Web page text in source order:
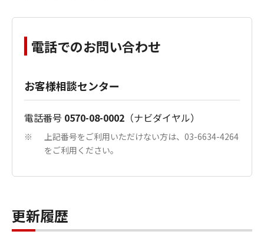
電話でのお問い合わせ
お客様相談センター
電話番号 0570-08-0002 （ナビダイヤル）
※
上記番号をご利用いただけない方は、03-6634-4264
をご利用ください。
更新履歴